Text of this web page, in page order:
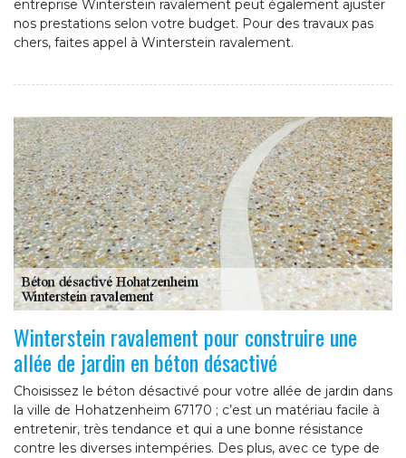
entreprise Winterstein ravalement peut également ajuster
nos prestations selon votre budget. Pour des travaux pas
chers, faites appel à Winterstein ravalement.
Winterstein ravalement pour construire une
allée de jardin en béton désactivé
Choisissez le béton désactivé pour votre allée de jardin dans
la ville de Hohatzenheim 67170 ; c’est un matériau facile à
entretenir, très tendance et qui a une bonne résistance
contre les diverses intempéries. Des plus, avec ce type de